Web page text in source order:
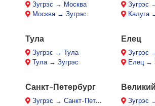
Зугрэс → Москва
Москва → Зугрэс
Зугрэс
Калуга
Тула
Зугрэс → Тула
Тула → Зугрэс
Елец
Зугрэс
Елец →
Санкт-Петербург
Зугрэс → Санкт-Петербург
Зугрэс →